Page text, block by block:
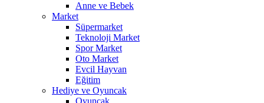
Anne ve Bebek
Market
Süpermarket
Teknoloji Market
Spor Market
Oto Market
Evcil Hayvan
Eğitim
Hediye ve Oyuncak
Oyuncak